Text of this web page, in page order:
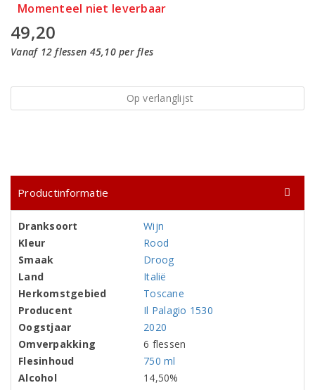
Momenteel niet leverbaar
49,20
Vanaf 12 flessen 45,10 per fles
Op verlanglijst
Productinformatie
Dranksoort
Wijn
Kleur
Rood
Smaak
Droog
Land
Italië
Herkomstgebied
Toscane
Producent
Il Palagio 1530
Oogstjaar
2020
Omverpakking
6 flessen
Flesinhoud
750 ml
Alcohol
14,50%